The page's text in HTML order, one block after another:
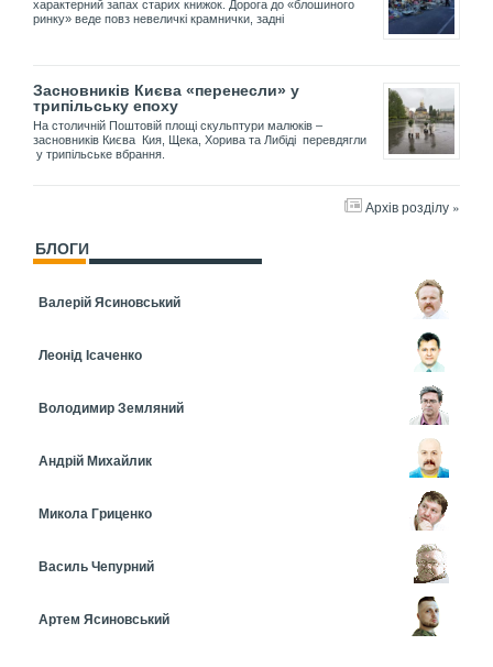
характерний запах старих книжок. Дорога до «блошиного
ринку» веде повз невеличкі крамнички, задні
Засновників Києва «перенесли» у
трипільську епоху
На столичній Поштовій площі скульптури малюків –
засновників Києва Кия, Щека, Хорива та Либіді перевдягли
у трипільське вбрання.
Архів розділу »
БЛОГИ
Валерій Ясиновський
Леонід Ісаченко
Володимир Земляний
Андрій Михайлик
Микола Гриценко
Василь Чепурний
Артем Ясиновський